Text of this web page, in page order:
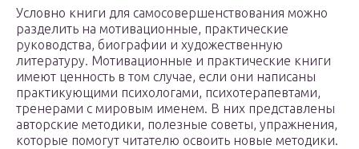
Условно книги для самосовершенствования можно
разделить на мотивационные, практические
руководства, биографии и художественную
литературу. Мотивационные и практические книги
имеют ценность в том случае, если они написаны
практикующими психологами, психотерапевтами,
тренерами с мировым именем. В них представлены
авторские методики, полезные советы, упражнения,
которые помогут читателю освоить новые методики.